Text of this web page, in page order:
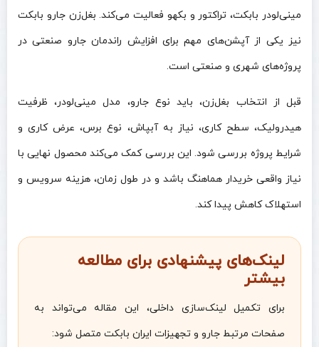
مینی‌لودر بابکت، تراکتور و بکهو فعالیت می‌کند. بغل‌زن جارو بابکت
نیز یکی از آپشن‌های مهم برای افزایش راندمان جارو صنعتی در
پروژه‌های شهری و صنعتی است.
قبل از انتخاب بغل‌زن، باید نوع جارو، مدل مینی‌لودر، ظرفیت
هیدرولیک، سطح کاری، نیاز به آبپاش، نوع برس، عرض کاری و
شرایط پروژه بررسی شود. این بررسی کمک می‌کند محصول نهایی با
نیاز واقعی خریدار هماهنگ باشد و در طول زمان، هزینه سرویس و
استهلاک کاهش پیدا کند.
لینک‌های پیشنهادی برای مطالعه
بیشتر
برای تکمیل لینک‌سازی داخلی، این مقاله می‌تواند به
صفحات مرتبط جارو و تجهیزات ایران بابکت متصل شود: